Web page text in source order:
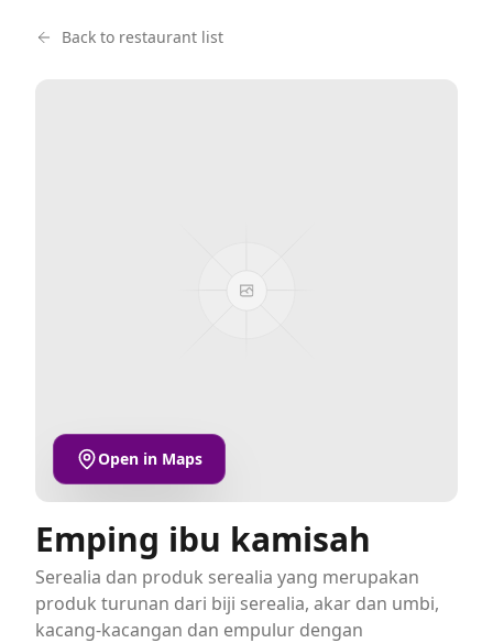
Back to restaurant list
Open in Maps
Emping ibu kamisah
Serealia dan produk serealia yang merupakan
produk turunan dari biji serealia, akar dan umbi,
kacang-kacangan dan empulur dengan